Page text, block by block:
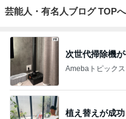
芸能人・有名人ブログ TOPへ
次世代掃除機
Amebaトピックス
植え替えが成